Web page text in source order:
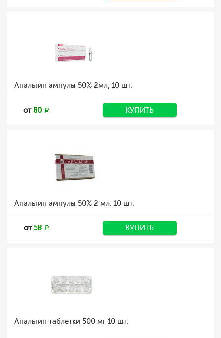
Анальгин ампулы 50% 2мл, 10 шт.
от80 КУПИТЬ
Анальгин ампулы 50% 2 мл, 10 шт.
от58 КУПИТЬ
Анальгин таблетки 500 мг 10 шт.